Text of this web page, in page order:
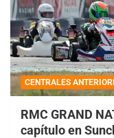
CENTRALES
RMC GRAND
capítulo en